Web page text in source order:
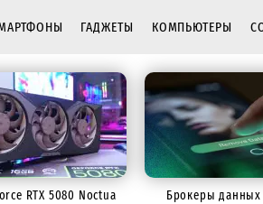
ГАДЖЕТЫ КОМПЬЮТЕРЫ
RTX 5080 Noctua
Брокеры данных